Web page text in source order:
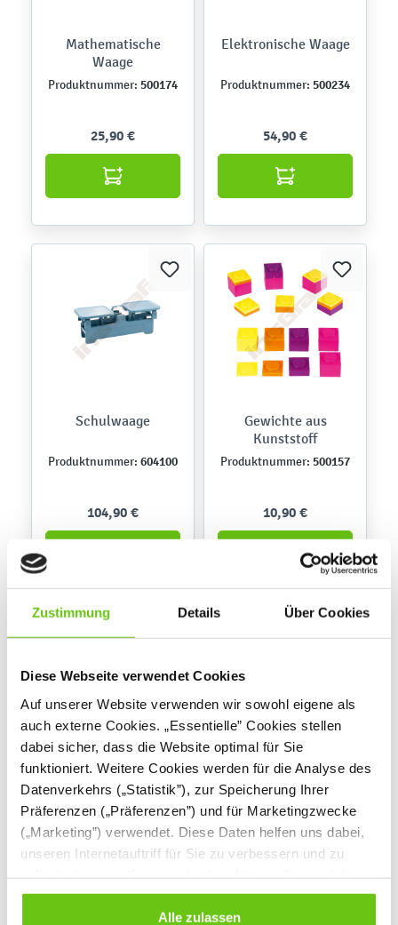
Zustimmung Details Über Cookies
Diese Webseite verwendet Cookies
Auf unserer Website verwenden wir sowohl eigene als
auch externe Cookies. „Essentielle” Cookies stellen
dabei sicher, dass die Website optimal für Sie
funktioniert. Weitere Cookies werden für die Analyse des
Datenverkehrs („Statistik”), zur Speicherung Ihrer
Präferenzen („Präferenzen”) und für Marketingzwecke
(„Marketing”) verwendet. Diese Daten helfen uns dabei,
unseren Internetauftriff für Sie zu verbessern und zu
Cookies Sie erlauben. Verweigern Sie Ihre Zustimmung,
wählen Sie „Alle ablehnen” – in diesem Fall werden nur
Alle zulassen
Mathematische
Waage
Produktnummer: 500174
25,90 €
Elektronische Waage
Produktnummer: 500234
54,90 €
Schulwaage
Produktnummer: 604100
104,90 €
Gewichte aus
Kunststoff
Produktnummer: 500157
10,90 €
Große Gewichte bis
500 g
Produktnummer:604101
30,90 €
Kleine Gewichte bis
50 g
Produktnummer:604102
30,90 €